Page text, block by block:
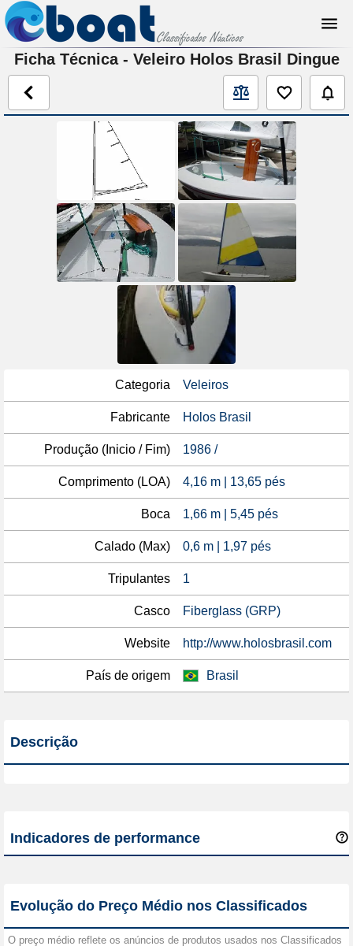
Ficha Técnica - Veleiro Holos Brasil Dingue
Categoria Veleiros
Fabricante Holos Brasil
Produção (Inicio / Fim) 1986 /
Comprimento (LOA) 4,16 m | 13,65 pés
Boca 1,66 m | 5,45 pés
Calado (Max) 0,6 m | 1,97 pés
Tripulantes 1
Casco Fiberglass (GRP)
Website http://www.holosbrasil.com
País de origem Brasil
Descrição
Indicadores de performance
Evolução do Preço Médio nos Classificados
O preço médio reflete os anúncios de produtos usados nos Classificados